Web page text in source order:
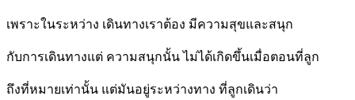
เพราะในระหว่าง เดินทางเราต้อง มีความสุขและสนุก
กับการเดินทางแต่ ความสนุกนั้น ไม่ได้เกิดขึ้นเมื่อตอนที่ลูก
ถึงที่หมายเท่านั้น แต่มันอยู่ระหว่างทาง ที่ลูกเดินว่า